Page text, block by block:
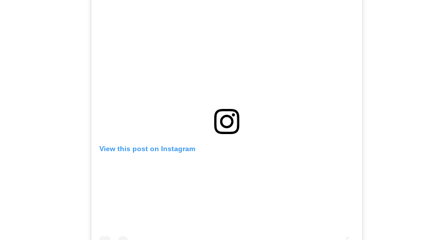
View this post on Instagram